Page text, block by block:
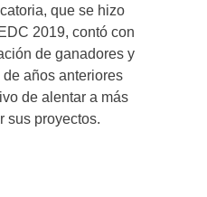
que se hizo
2019, contó con
de ganadores y
años anteriores
de alentar a más
sus proyectos.